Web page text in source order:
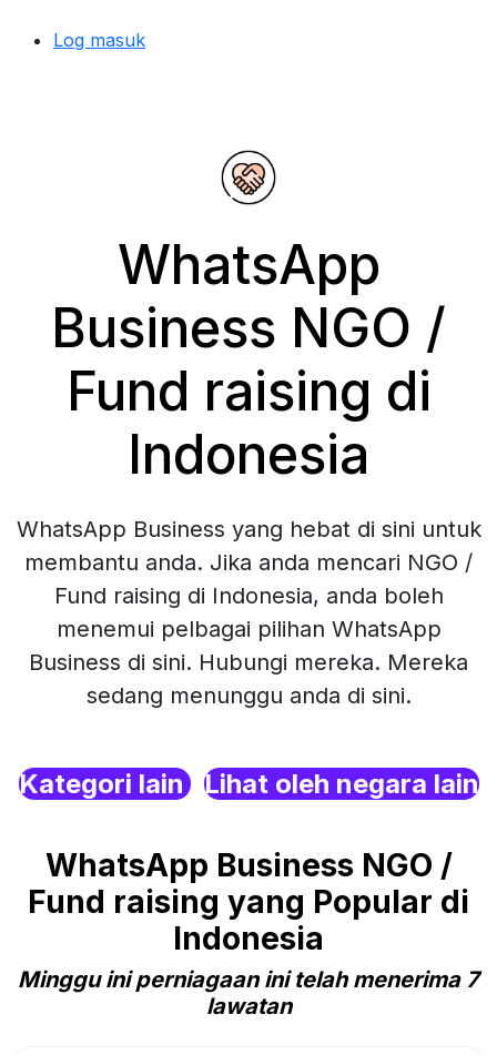
Log masuk
WhatsApp
Business NGO /
Fund raising di
Indonesia
WhatsApp Business yang hebat di sini untuk
membantu anda. Jika anda mencari NGO /
Fund raising di Indonesia, anda boleh
menemui pelbagai pilihan WhatsApp
Business di sini. Hubungi mereka. Mereka
sedang menunggu anda di sini.
Kategori lain Lihat oleh negara lain
WhatsApp Business NGO /
Fund raising yang Popular di
Indonesia
Minggu ini perniagaan ini telah menerima 7
lawatan